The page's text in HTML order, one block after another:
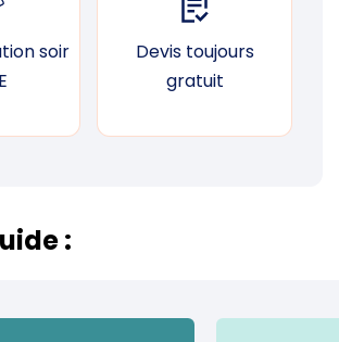
soir
Devis toujours
gratuit
: